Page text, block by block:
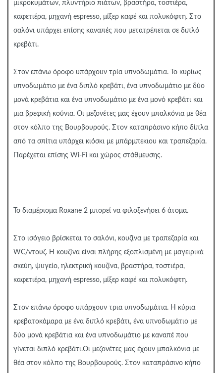
μικροκυμάτων, πλυντήριο πιάτων, βραστήρα, τοστιέρα,
καφετιέρα, μηχανή espresso, μίξερ καφέ και πολυκόφτη. Στο
σαλόνι υπάρχει επίσης καναπές που μετατρέπεται σε διπλό
κρεβάτι.
Στον επάνω όροφο υπάρχουν τρία υπνοδωμάτια. Το κυρίως
υπνοδωμάτιο με ένα διπλό κρεβάτι, ένα υπνοδωμάτιο με δύο
μονά κρεβάτια και ένα υπνοδωμάτιο με ένα μονό κρεβάτι και
μια βρεφική κούνια. Οι μεζονέτες μας έχουν μπαλκόνια με θέα
στον κόλπο της Βουρβουρούς. Στον καταπράσινο κήπο δίπλα
από τα σπίτια υπάρχει κιόσκι με μπάρμπεκιου και τραπεζαρία.
Παρέχεται επίσης Wi-Fi και χώρος στάθμευσης.
Το διαμέρισμα Roxane 2 μπορεί να φιλοξενήσει 6 άτομα.
Στο ισόγειο βρίσκεται το σαλόνι, κουζίνα με τραπεζαρία και
WC/ντουζ. Η κουζίνα είναι πλήρης εξοπλισμένη με μαγειρικά
σκεύη, ψυγείο, ηλεκτρική κουζίνα, βραστήρα, τοστιέρα,
καφετιέρα, μηχανή espresso, μίξερ καφέ και πολυκόφτη.
Στον επάνω όροφο υπάρχουν τρια υπνοδωμάτια. Η κύρια
κρεβατοκάμαρα με ένα διπλό κρεβάτι, ένα υπνοδωμάτιο με
δύο μονά κρεβάτια και ένα υπνοδωμάτιο με καναπέ που
γίνεται διπλό κρεβάτι.Οι μεζονέτες μας έχουν μπαλκόνια με
θέα στον κόλπο της Βουρβουρούς. Στον καταπράσινο κήπο